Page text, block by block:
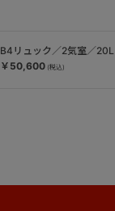
B4リュック／2気室／20L
￥50,600